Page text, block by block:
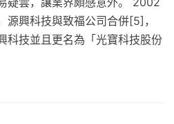
源興科技與致福公司合併[5]，
科技並且更名為「光寶科技股份